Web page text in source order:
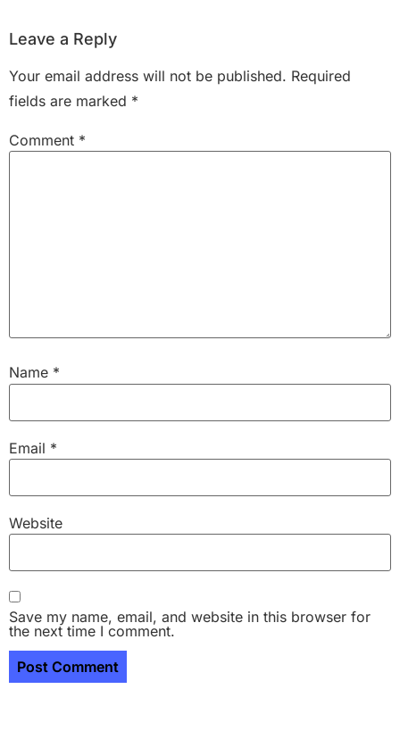
Leave a Reply
Your email address will not be published. Required
fields are marked *
Comment *
Name *
Email *
Website
Save my name, email, and website in this browser for
the next time I comment.